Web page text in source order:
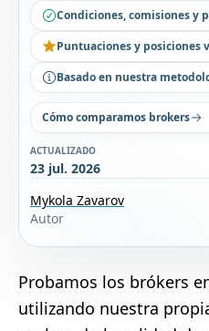
Condiciones, comisiones y
Puntuaciones y posiciones
Basado en nuestra
Cómo comparamos brokers
ACTUALIZADO
23 jul. 2026
Mykola Zavarov
Autor
Probamos los brókers
utilizando nuestra